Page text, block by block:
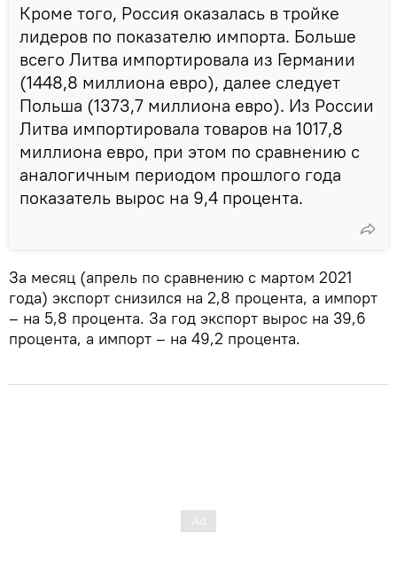
Кроме того, Россия оказалась в тройке
лидеров по показателю импорта. Больше
всего Литва импортировала из Германии
(1448,8 миллиона евро), далее следует
Польша (1373,7 миллиона евро). Из России
Литва импортировала товаров на 1017,8
миллиона евро, при этом по сравнению с
аналогичным периодом прошлого года
показатель вырос на 9,4 процента.
За месяц (апрель по сравнению с мартом 2021
года) экспорт снизился на 2,8 процента, а импорт
– на 5,8 процента. За год экспорт вырос на 39,6
процента, а импорт – на 49,2 процента.